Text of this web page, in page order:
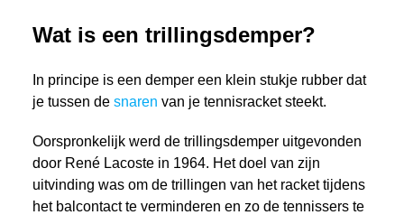
Wat is een trillingsdemper?
In principe is een demper een klein stukje rubber dat
je tussen de snaren van je tennisracket steekt.
Oorspronkelijk werd de trillingsdemper uitgevonden
door René Lacoste in 1964. Het doel van zijn
uitvinding was om de trillingen van het racket tijdens
het balcontact te verminderen en zo de tennissers te